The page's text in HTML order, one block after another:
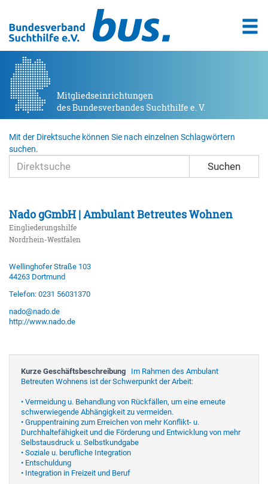
Mitgliedseinrichtungen
des Bundesverbandes Suchthilfe e. V.
Mit der Direktsuche können Sie nach einzelnen Schlagwörtern
suchen.
Suchen
Nado gGmbH | Ambulant Betreutes Wohnen
Eingliederungshilfe
Nordrhein-Westfalen
Wellinghofer Straße 103
44263 Dortmund
Telefon: 0231 56031370
nado@nado.de
http://www.nado.de
Kurze Geschäftsbeschreibung
Im Rahmen des Ambulant
Betreuten Wohnens ist der Schwerpunkt der Arbeit:
• Vermeidung u. Behandlung von Rückfällen, um eine erneute
schwerwiegende Abhängigkeit zu vermeiden.
• Gruppentraining zum Erreichen von mehr Konflikt- u.
Durchhaltefähigkeit und die Förderung und Entwicklung von mehr
Selbstausdruck u. Selbstkundgabe
• Soziale u. berufliche Integration
• Entschuldung
• Integration in Freizeit und Beruf